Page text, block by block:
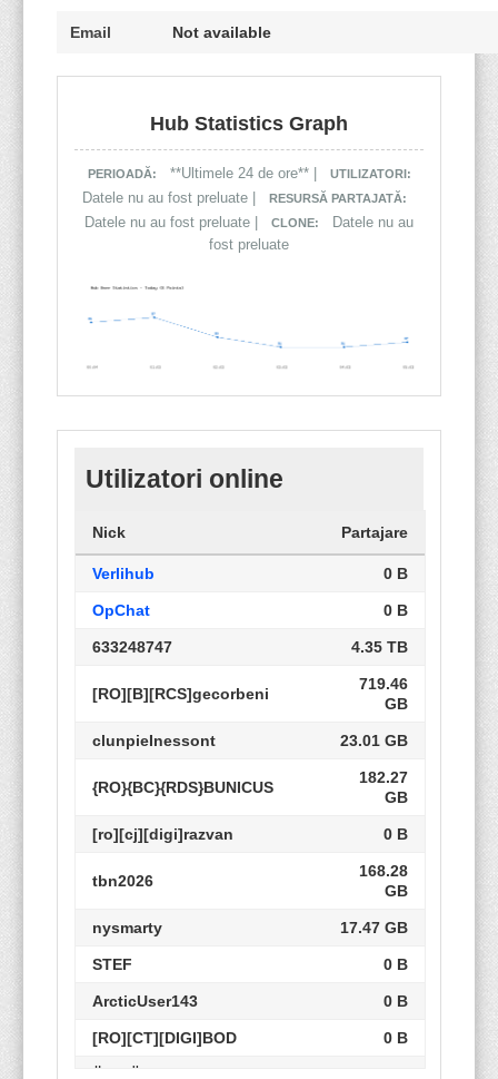
Email Not available
Hub Statistics Graph
PERIOADĂ: **Ultimele 24 de ore** | UTILIZATORI:
Datele nu au fost preluate | RESURSĂ PARTAJATĂ:
Datele nu au fost preluate | CLONE:
Datele nu au
fost preluate
Utilizatori online
Nick Partajare
Verlihub 0 B
OpChat 0 B
633248747 4.35 TB
[RO][B][RCS]gecorbeni
719.46
GB
clunpieInessont 23.01 GB
{RO}{BC}{RDS}BUNICUS
182.27
GB
[ro][cj][digi]razvan 0 B
tbn2026
168.28
GB
nysmarty 17.47 GB
STEF 0 B
ArcticUser143 0 B
[RO][CT][DIGI]BOD 0 B